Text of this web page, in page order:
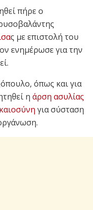
πήρε ο
ς με επιστολή του
ενημέρωσε για την
όπως και για
η άρση ασυλίας
για σύσταση